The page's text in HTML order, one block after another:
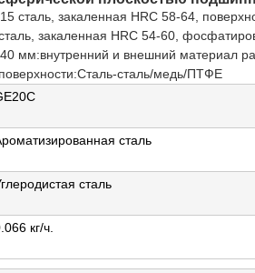
сталь, закаленная HRC 58-64,
закаленная HRC 54-60,
мм:внутренний и внешний материал
сталь/медь/ПТФЕ
сталь
сталь
кг/ч.